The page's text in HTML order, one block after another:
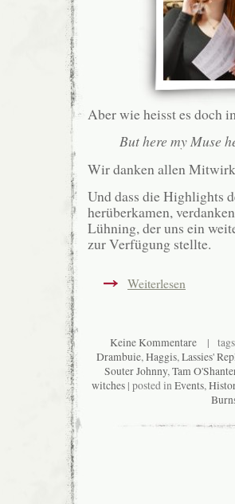
Aber wie heisst es doch
But here my Muse
Wir danken allen
Und dass die Highlights
herüberkamen,
Lühning, der uns ein
zur Verfügung stellte.
Weiterlesen
Keine Kommentare |
Drambuie,Haggis,Lassies'
Souter Johnny,Tam
witches | posted inEvents,